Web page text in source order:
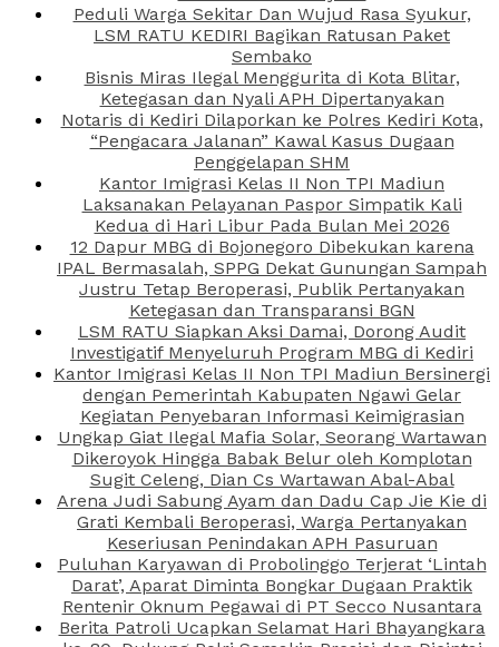
Peduli Warga Sekitar Dan Wujud Rasa Syukur,
LSM RATU KEDIRI Bagikan Ratusan Paket
Sembako
Bisnis Miras Ilegal Menggurita di Kota Blitar,
Ketegasan dan Nyali APH Dipertanyakan
Notaris di Kediri Dilaporkan ke Polres Kediri Kota,
“Pengacara Jalanan” Kawal Kasus Dugaan
Penggelapan SHM
Kantor Imigrasi Kelas II Non TPI Madiun
Laksanakan Pelayanan Paspor Simpatik Kali
Kedua di Hari Libur Pada Bulan Mei 2026
12 Dapur MBG di Bojonegoro Dibekukan karena
IPAL Bermasalah, SPPG Dekat Gunungan Sampah
Justru Tetap Beroperasi, Publik Pertanyakan
Ketegasan dan Transparansi BGN
LSM RATU Siapkan Aksi Damai, Dorong Audit
Investigatif Menyeluruh Program MBG di Kediri
Kantor Imigrasi Kelas II Non TPI Madiun Bersinergi
dengan Pemerintah Kabupaten Ngawi Gelar
Kegiatan Penyebaran Informasi Keimigrasian
Ungkap Giat Ilegal Mafia Solar, Seorang Wartawan
Dikeroyok Hingga Babak Belur oleh Komplotan
Sugit Celeng, Dian Cs Wartawan Abal-Abal
Arena Judi Sabung Ayam dan Dadu Cap Jie Kie di
Grati Kembali Beroperasi, Warga Pertanyakan
Keseriusan Penindakan APH Pasuruan
Puluhan Karyawan di Probolinggo Terjerat ‘Lintah
Darat’, Aparat Diminta Bongkar Dugaan Praktik
Rentenir Oknum Pegawai di PT Secco Nusantara
Berita Patroli Ucapkan Selamat Hari Bhayangkara